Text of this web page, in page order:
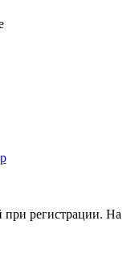
при регистрации. На